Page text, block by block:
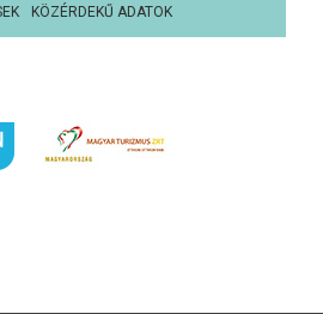
KÖZÉRDEKŰ ADATOK